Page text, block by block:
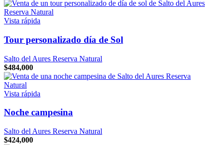
Vista rápida
Tour personalizado día de Sol
Salto del Aures Reserva Natural
$484,000
Vista rápida
Noche campesina
Salto del Aures Reserva Natural
$424,000